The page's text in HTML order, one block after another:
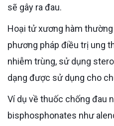
sẽ gây ra đau.
Hoại tử xương hàm thường sẽ liên quan đến các
phương pháp điều trị ung
nhiễm trùng, sử dụng
dạng được sử dụng cho
Ví dụ về thuốc chống đau nhức bao gồm
bisphosphonates như